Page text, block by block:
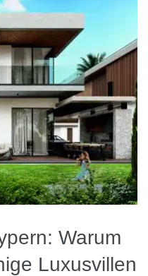
Warum
Luxusvillen